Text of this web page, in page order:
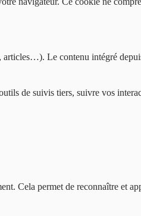
Le contenu intégré
de suivis tiers, suivre vos
Cela permet de reconnaître et